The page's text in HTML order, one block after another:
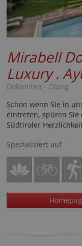
Mirabell
Luxury .
Dolomiten - Olang
Schon wenn Sie in
eintreten, spüren
Südtiroler
Spezialisiert auf